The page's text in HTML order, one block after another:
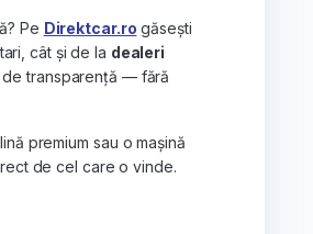
Pe Direktcar.ro găsești
cât și de la dealeri
de transparență — fără
premium sau o mașină
de cel care o vinde.